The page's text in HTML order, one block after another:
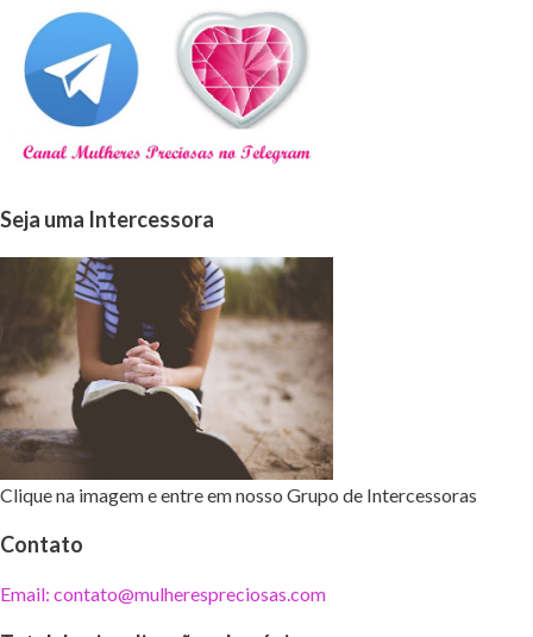
Seja uma Intercessora
Clique na imagem e entre em nosso Grupo de Intercessoras
Contato
Email: contato@mulherespreciosas.com